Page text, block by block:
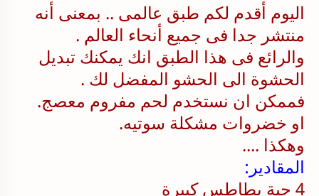
اليوم أقدم لكم طبق عالمى .. بمعنى أنه
منتشر جدا فى جميع أنحاء العالم .
والرائع فى هذا الطبق انك يمكنك تبديل
الحشوة الى الحشو المفضل لك .
فممكن ان نستخدم لحم مفروم معصج.
او خضروات مشكلة سوتيه.
وهكذا ....
المقادير:
4 حبة بطاطس كبيرة